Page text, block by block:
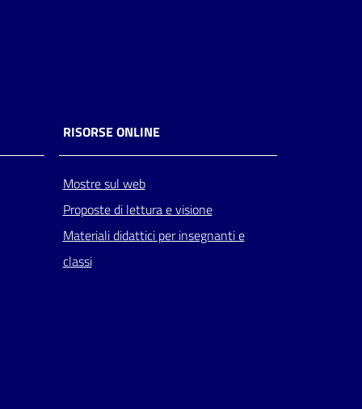
RISORSE ONLINE
Mostre sul web
Proposte di lettura e visione
Materiali didattici per insegnanti e
classi